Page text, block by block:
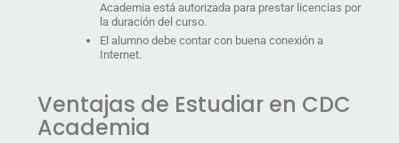
Academia está autorizada para prestar licencias por
la duración del curso.
El alumno debe contar con buena conexión a
Internet.
Ventajas de Estudiar en CDC
Academia